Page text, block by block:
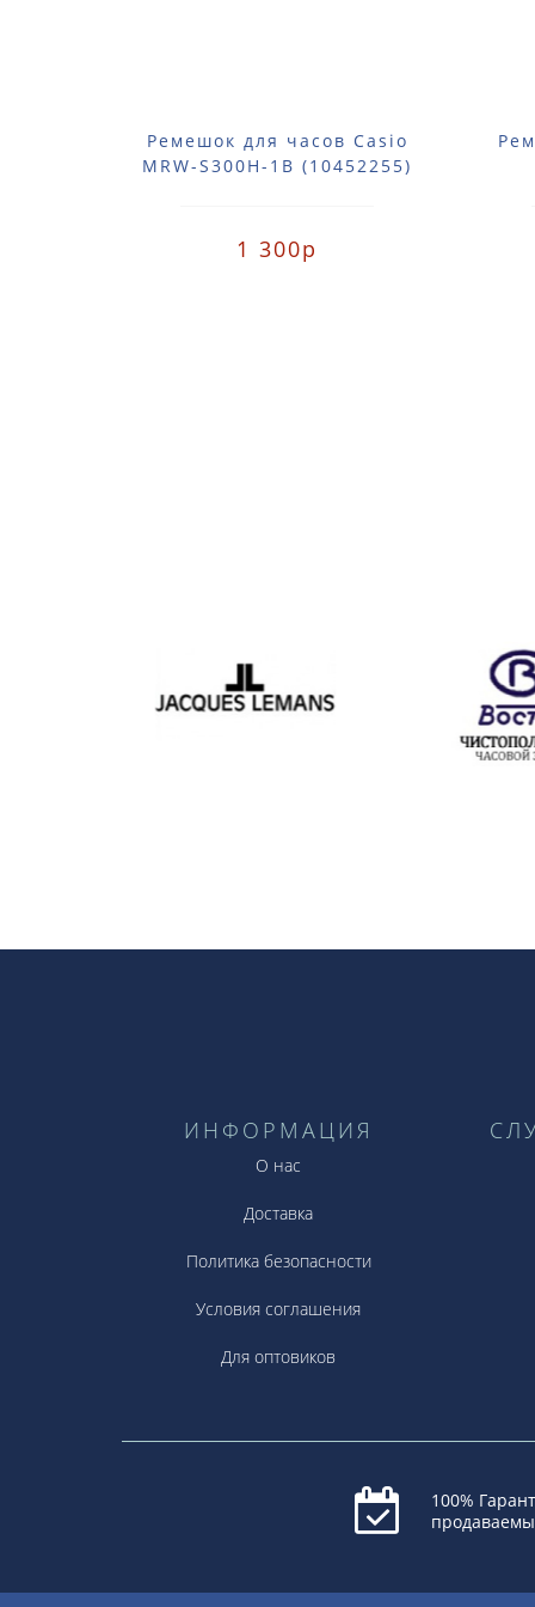
Ремешок для часов Casio
MRW-S300H-1B (10452255)
1 300р
ИНФОРМАЦИЯ
О нас
Доставка
Политика безопасности
Условия соглашения
Для оптовиков
100%